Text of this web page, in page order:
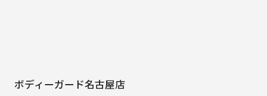
ボディーガード名古屋店